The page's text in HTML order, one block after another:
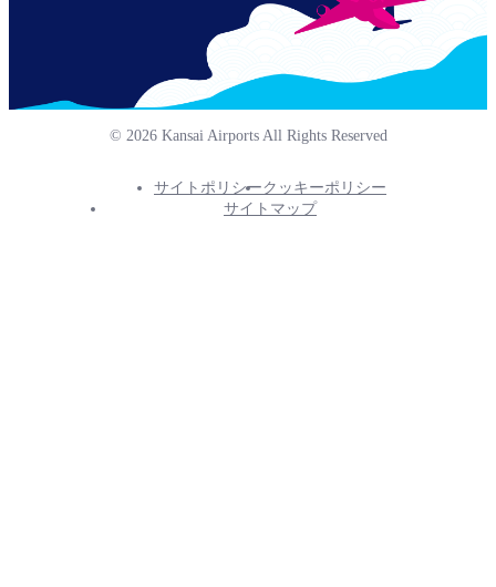
© 2026 Kansai Airports All Rights Reserved
サイトポリシークッキーポリシー
サイトマップ